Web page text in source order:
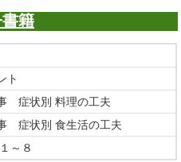
籍
ト
症状別 料理の工夫
症状別 食生活の工夫
～８